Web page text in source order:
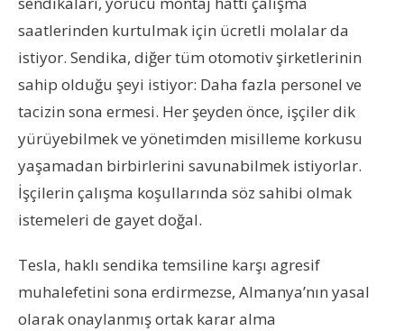
saatlerinden kurtulmak için ücretli molalar da
istiyor. Sendika, diğer tüm otomotiv şirketlerinin
sahip olduğu şeyi istiyor: Daha fazla personel ve
tacizin sona ermesi. Her şeyden önce, işçiler dik
yürüyebilmek ve yönetimden misilleme korkusu
yaşamadan birbirlerini savunabilmek istiyorlar.
İşçilerin çalışma koşullarında söz sahibi olmak
istemeleri de gayet doğal.
Tesla, haklı sendika temsiline karşı agresif
muhalefetini sona erdirmezse, Almanya’nın yasal
olarak onaylanmış ortak karar alma